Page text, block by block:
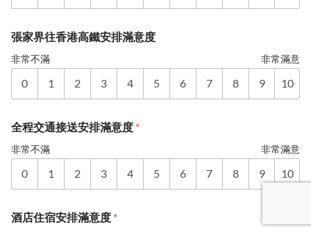
張家界往香港高鐵安排滿意度
非常不滿 非常滿意
0 1 2 3 4 5 6 7 8 9 10
全程交通接送安排滿意度 *
非常不滿 非常滿意
0 1 2 3 4 5 6 7 8 9 10
酒店住宿安排滿意度 *